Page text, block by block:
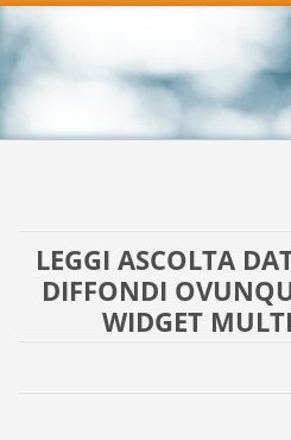
LEGGI ASCOLTA
DIFFONDI
WIDGET